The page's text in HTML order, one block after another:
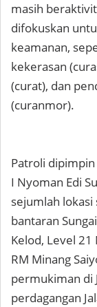
masih
difokuskan
keamanan,
kekerasan
(curat), dan
(curanmor).
Patroli dipimpin
I Nyoman Edi
sejumlah lokasi
bantaran
Kelod, Level
RM Minang
permukiman di
perdagangan